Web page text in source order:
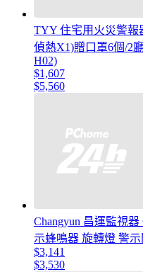
TYY 住宅用火災警報
偵熱X1)贈口罩6個/2
H02)
$1,607
$5,560
Changyun 昌運監視
示蜂鳴器 旋轉燈 警
$3,141
$3,530